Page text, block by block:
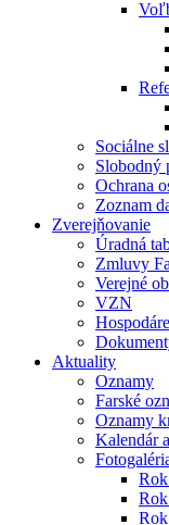
Sociálne
Slobodný
Ochrana
Zoznam
Zverejňovanie
Úradná
Zmluvy
Verejné
VZN
Aktuality
Oznamy
Farské
Oznamy
Kalendár